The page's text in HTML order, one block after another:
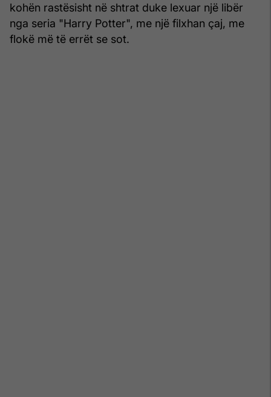
kohën rastësisht në shtrat duke lexuar një libër
nga seria "Harry Potter", me një filxhan çaj, me
flokë më të errët se sot.